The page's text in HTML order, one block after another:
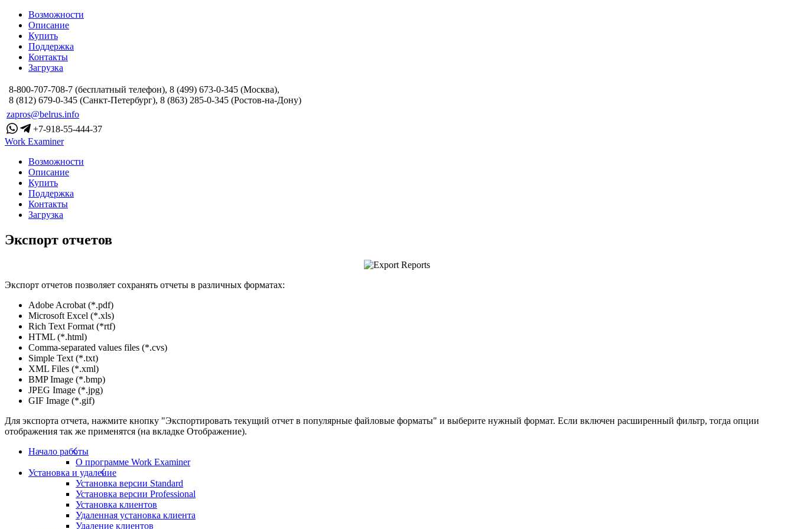
Возможности
Описание
Купить
Поддержка
Контакты
Загрузка
8-800-707-708-7 (бесплатный телефон), 8 (499) 673-0-345 (Москва),
8 (812) 679-0-345 (Санкт-Петербург), 8 (863) 285-0-345 (Ростов-на-Дону)
zapros@belrus.info
+7-918-55-444-37
Work Examiner
Возможности
Описание
Купить
Поддержка
Контакты
Загрузка
Экспорт отчетов
Экспорт отчетов позволяет сохранять отчеты в различных форматах:
Adobe Acrobat (*.pdf)
Microsoft Excel (*.xls)
Rich Text Format (*rtf)
HTML (*.html)
Comma-separated values files (*.cvs)
Simple Text (*.txt)
XML Files (*.xml)
BMP Image (*.bmp)
JPEG Image (*.jpg)
GIF Image (*.gif)
Для экспорта отчета, нажмите кнопку "Экспортировать текущий отчет в популярные файловые форматы" и выберите нужный формат. Если включен расширенный фильтр, тогда опции
отображения так же применятся (на вкладке Отображение).
Начало работы
О программе Work Examiner
Установка и удаление
Установка версии Standard
Установка версии Professional
Установка клиентов
Удаленная установка клиента
Удаление клиентов